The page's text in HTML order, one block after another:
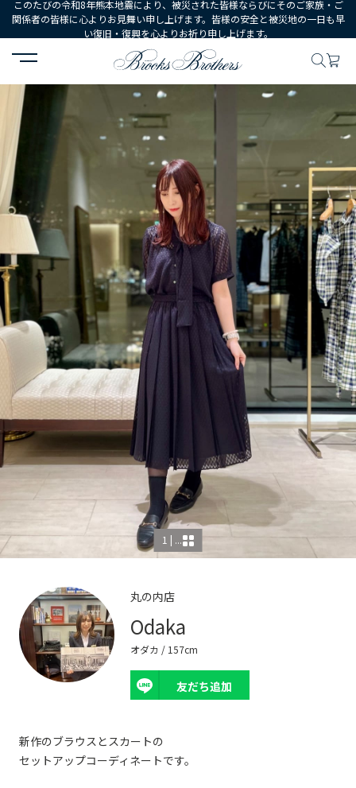
このたびの令和8年熊本地震により、被災された皆様ならびにそのご家族・ご
関係者の皆様に心よりお見舞い申し上げます。皆様の安全と被災地の一日も早
い復旧・復興を心よりお祈り申し上げます。
HOME コーディネート コーディネート詳細
1 | ...
丸の内店
Odaka
オダカ / 157cm
友だち追加
新作のブラウスとスカートの
セットアップコーディネートです。